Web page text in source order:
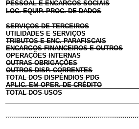
PESSOAL E ENCARGOS SOCIAIS
LOC. EQUIP. PROC. DE DADOS
SERVIÇOS DE TERCEIROS
UTILIDADES E SERVIÇOS
TRIBUTOS E ENC. PARAFISCAIS
ENCARGOS FINANCEIROS E OUTROS
OPERAÇÕES INTERNAS
OUTRAS OBRIGAÇÕES
OUTROS DISP. CORRENTES
TOTAL DOS DISPÊNDIOS PDG
APLIC. EM OPER. DE CRÉDITO
TOTAL DOS USOS